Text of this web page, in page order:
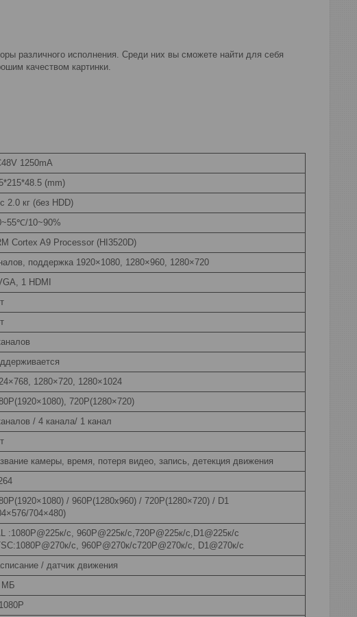
различного исполнения. Среди них вы сможете найти для себя
качеством картинки.
1250mA
(mm)
2.0 кг (без HDD)
10~90%
Cortex A9 Processor (HI3520D)
поддержка 1920×1080, 1280×960, 1280×720
1 HDMI
1280×720, 1280×1024
720P(1280×720)
/ 4 канала/ 1 канал
камеры, время, потеря видео, запись, детекция движения
/ 960P(1280x960) / 720P(1280×720) / D1
704×480)
:1080P@225к/с, 960P@225к/с,720P@225к/с,D1@225к/с
с, 960P@270к/с720P@270к/с, D1@270к/с
/ датчик движения
МБ